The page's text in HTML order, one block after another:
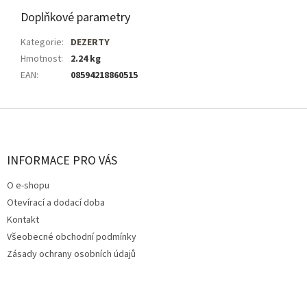
Doplňkové parametry
Kategorie: DEZERTY
Hmotnost:
2.24 kg
EAN: 08594218860515
Z
INFORMACE PRO VÁS
O e-shopu
Otevírací a dodací doba
Kontakt
Všeobecné obchodní podmínky
Zásady ochrany osobních údajů